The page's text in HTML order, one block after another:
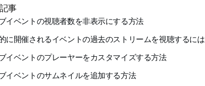
事
イベントの視聴者数を非表示にする方法
に開催されるイベントの過去のストリームを視聴するには
イベントのプレーヤーをカスタマイズする方法
イベントのサムネイルを追加する方法